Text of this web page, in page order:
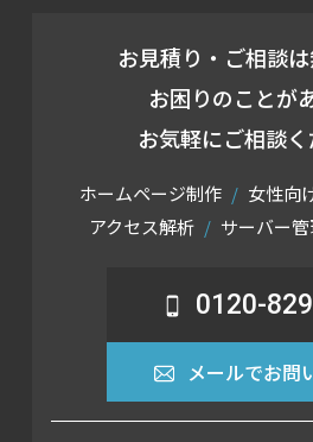
お見積り・ご相談は
お困りのことが
お気軽にご相談く
ホームページ制作
女性向
アクセス解析
サーバー
0120-
メールでお問